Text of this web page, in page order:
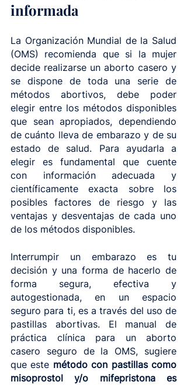
informada
La Organización Mundial de la Salud
(OMS) recomienda que si la mujer
decide realizarse un aborto casero y
se dispone de toda una serie de
métodos abortivos, debe poder
elegir entre los métodos disponibles
que sean apropiados, dependiendo
de cuánto lleva de embarazo y de su
estado de salud. Para ayudarla a
elegir es fundamental que cuente
con información adecuada y
científicamente exacta sobre los
posibles factores de riesgo y las
ventajas y desventajas de cada uno
de los métodos disponibles.
Interrumpir un embarazo es tu
decisión y una forma de hacerlo de
forma segura, efectiva y
autogestionada, en un espacio
seguro para ti, es a través del uso de
pastillas abortivas. El manual de
práctica clínica para un aborto
casero seguro de la OMS, sugiere
que este método con pastillas como
misoprostol y/o mifepristona es